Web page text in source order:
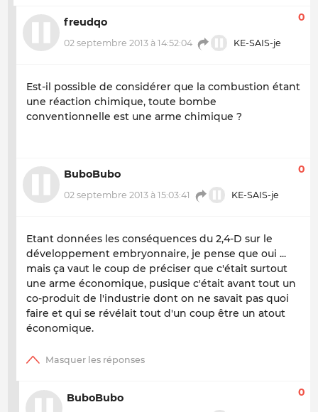
freudqo
02 septembre 2013 à 14:52:04 KE-SAIS-je
0
Est-il possible de considérer que la combustion étant
une réaction chimique, toute bombe
conventionnelle est une arme chimique ?
BuboBubo
02 septembre 2013 à 15:03:41 KE-SAIS-je
0
Etant données les conséquences du 2,4-D sur le
développement embryonnaire, je pense que oui ...
mais ça vaut le coup de préciser que c'était surtout
une arme économique, pusique c'était avant tout un
co-produit de l'industrie dont on ne savait pas quoi
faire et qui se révélait tout d'un coup être un atout
économique.
BuboBubo 0